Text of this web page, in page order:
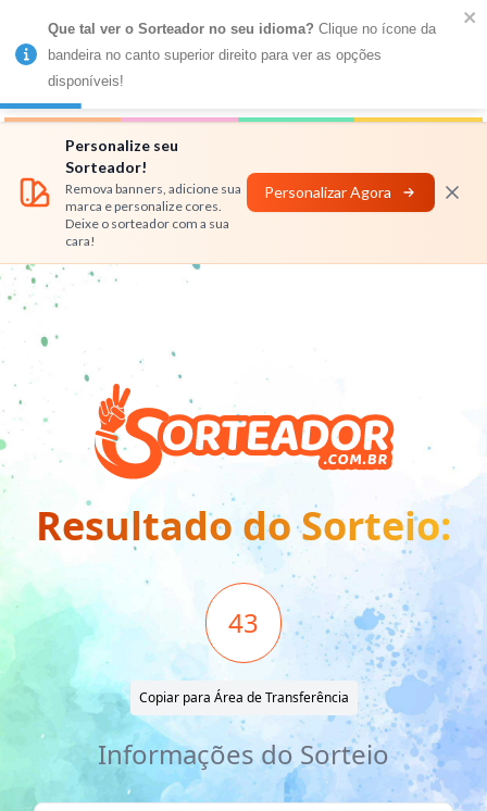
MENU
Números
Personalize seu
Sorteador!
Remova banners, adicione sua
marca e personalize cores.
Deixe o sorteador com a sua
cara!
Personalizar Agora
Resultado do Sorteio:
43
Copiar para Área de Transferência
Informações do Sorteio
Que tal ver o Sorteador no seu idioma? Clique no ícone da
bandeira no canto superior direito para ver as opções
disponíveis!